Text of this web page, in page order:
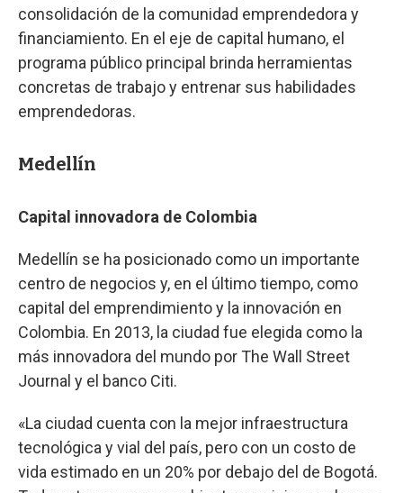
consolidación de la comunidad emprendedora y
financiamiento. En el eje de capital humano, el
programa público principal brinda herramientas
concretas de trabajo y entrenar sus habilidades
emprendedoras.
Medellín
Capital innovadora de Colombia
Medellín se ha posicionado como un importante
centro de negocios y, en el último tiempo, como
capital del emprendimiento y la innovación en
Colombia. En 2013, la ciudad fue elegida como la
más innovadora del mundo por The Wall Street
Journal y el banco Citi.
«La ciudad cuenta con la mejor infraestructura
tecnológica y vial del país, pero con un costo de
vida estimado en un 20% por debajo del de Bogotá.